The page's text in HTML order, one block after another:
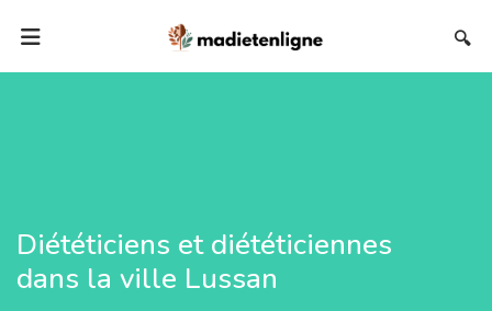
🔍
Diététiciens et diététiciennes
dans la ville Lussan